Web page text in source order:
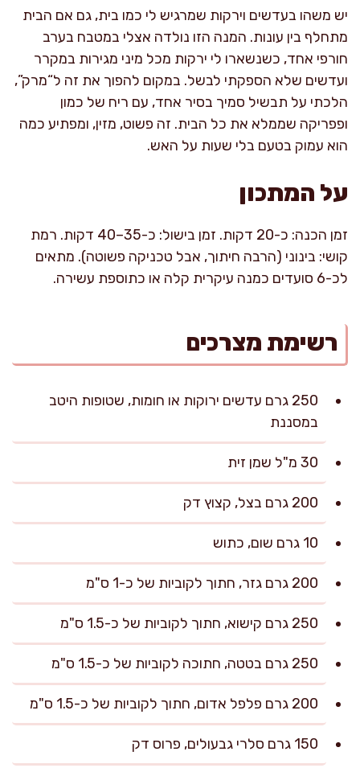
יש משהו בעדשים וירקות שמרגיש לי כמו בית, גם אם הבית
מתחלף בין עונות. המנה הזו נולדה אצלי במטבח בערב
חורפי אחד, כשנשארו לי ירקות מכל מיני מגירות במקרר
ועדשים שלא הספקתי לבשל. במקום להפוך את זה ל“מרק”,
הלכתי על תבשיל סמיך בסיר אחד, עם ריח של כמון
ופפריקה שממלא את כל הבית. זה פשוט, מזין, ומפתיע כמה
הוא עמוק בטעם בלי שעות על האש.
על המתכון
זמן הכנה: כ-20 דקות. זמן בישול: כ-35–40 דקות. רמת
קושי: בינוני (הרבה חיתוך, אבל טכניקה פשוטה). מתאים
לכ-6 סועדים כמנה עיקרית קלה או כתוספת עשירה.
רשימת מצרכים
250 גרם עדשים ירוקות או חומות, שטופות היטב
במסננת
30 מ"ל שמן זית
200 גרם בצל, קצוץ דק
10 גרם שום, כתוש
200 גרם גזר, חתוך לקוביות של כ-1 ס"מ
250 גרם קישוא, חתוך לקוביות של כ-1.5 ס"מ
250 גרם בטטה, חתוכה לקוביות של כ-1.5 ס"מ
200 גרם פלפל אדום, חתוך לקוביות של כ-1.5 ס"מ
150 גרם סלרי גבעולים, פרוס דק